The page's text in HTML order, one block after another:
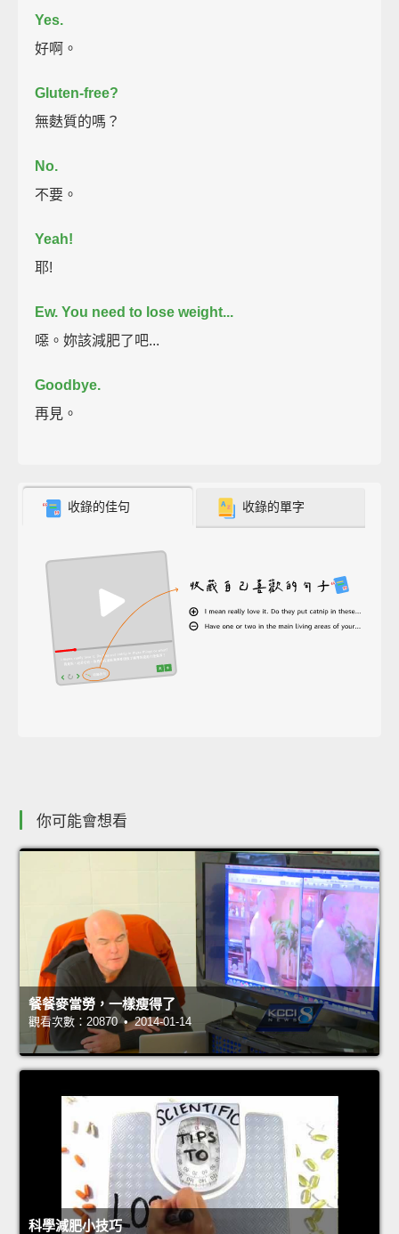
Yes.
好啊。
Gluten-free?
無麩質的嗎？
No.
不要。
Yeah!
耶!
Ew. You need to lose weight...
噁。妳該減肥了吧...
Goodbye.
再見。
收錄的佳句 收錄的單字
你可能會想看
餐餐麥當勞，一樣瘦得了
觀看次數：20870 • 2014-01-14
科學減肥小技巧